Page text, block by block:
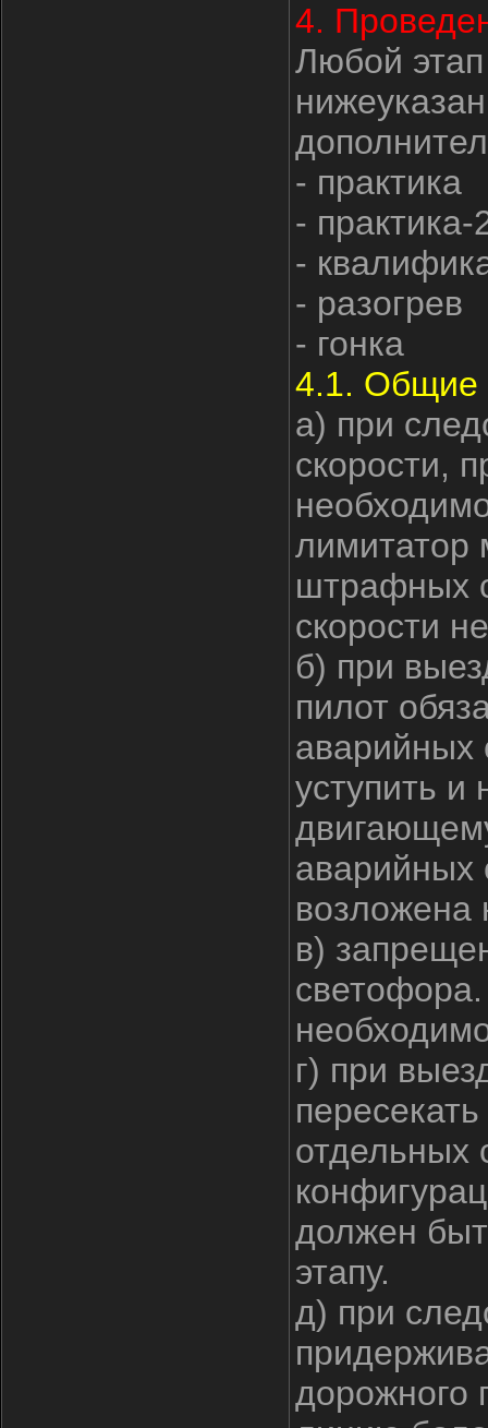
4.
Любой
- практика
-
-
- разогрев
- гонка
4.1. Общие
а) при
скорости,
лимитатор
штрафных
скорости
б) при
пилот
аварийных
уступить и
аварийных
возложена
в)
г) при
отдельных
должен
этапу.
д) при
дорожного